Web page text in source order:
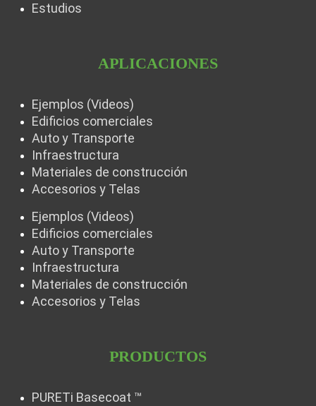
Estudios
APLICACIONES
Ejemplos (Videos)
Edificios comerciales
Auto y Transporte
Infraestructura
Materiales de construcción
Accesorios y Telas
Ejemplos (Videos)
Edificios comerciales
Auto y Transporte
Infraestructura
Materiales de construcción
Accesorios y Telas
PRODUCTOS
PURETi Basecoat ™